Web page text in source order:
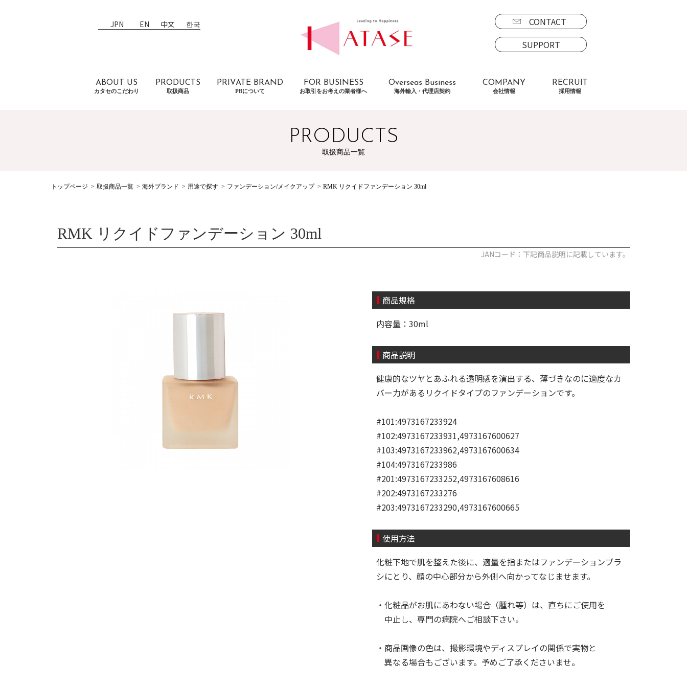
JPN EN 中文 한국
CONTACT
SUPPORT
ABOUT US
カタセのこだわり
PRODUCTS
取扱商品
PRIVATE BRAND
PBについて
FOR BUSINESS
お取引をお考えの業者様へ
Overseas Business
海外輸入・代理店契約
COMPANY
会社情報
RECRUIT
採用情報
PRODUCTS
取扱商品一覧
トップページ 取扱商品一覧 海外ブランド 用途で探す ファンデーション/メイクアップ RMK リクイドファンデーション 30ml
RMK リクイドファンデーション 30ml
JANコード：下記商品説明に記載しています。
商品規格
内容量：30ml
商品説明
健康的なツヤとあふれる透明感を演出する、薄づきなのに適度なカ
バー力があるリクイドタイプのファンデーションです。
#101:4973167233924
#102:4973167233931,4973167600627
#103:4973167233962,4973167600634
#104:4973167233986
#201:4973167233252,4973167608616
#202:4973167233276
#203:4973167233290,4973167600665
使用方法
化粧下地で肌を整えた後に、適量を指またはファンデーションブラ
シにとり、顔の中心部分から外側へ向かってなじませます。
・化粧品がお肌にあわない場合（腫れ等）は、直ちにご使用を
中止し、専門の病院へご相談下さい。
・商品画像の色は、撮影環境やディスプレイの関係で実物と
異なる場合もございます。予めご了承くださいませ。